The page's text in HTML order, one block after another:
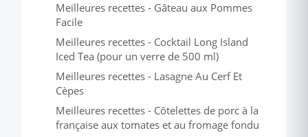
Meilleures recettes - Gâteau aux Pommes
Facile
Meilleures recettes - Cocktail Long Island
Iced Tea (pour un verre de 500 ml)
Meilleures recettes - Lasagne Au Cerf Et
Cèpes
Meilleures recettes - Côtelettes de porc à la
française aux tomates et au fromage fondu